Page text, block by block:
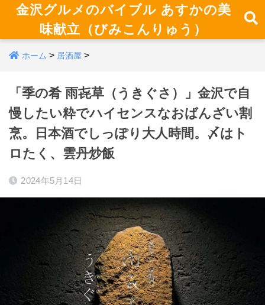
金沢グルメのバイブル あすかの美
味献立（びみこんりゅう）
ホーム > 居酒屋 >
「季の肴 雨㐂草（うきぐさ）」金沢で自
慢したい粋でハイセンスなおばんざい割
烹。日本酒でしっぽり大人時間。〆はト
ロたく、雲丹炒飯
2024年5月14日